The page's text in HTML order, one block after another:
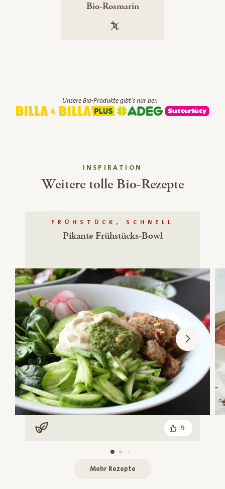
Bio-Rosmarin
100 % gentechnikfrei
Unsere Bio-Produkte gibt's nur bei:
INSPIRATION
Weitere tolle Bio-Rezepte
FRÜHSTÜCK, SCHNELL
Pikante Frühstücks-Bowl
Vegan 9
Mehr Rezepte